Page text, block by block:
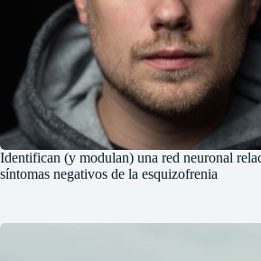
Identifican (y modulan) una red neuronal
síntomas negativos de la esquizofrenia